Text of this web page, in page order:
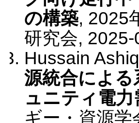
の構築, 2025
研究会, 2025-
Hussain
源統合によ
ュニティ電
ギー・資源学